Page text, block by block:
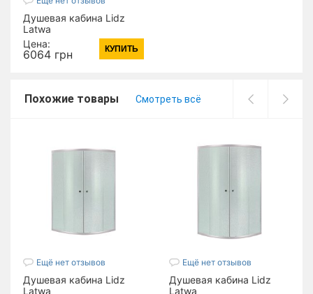
Душевая кабина Lidz
Latwa
SC80x80.SAT.HIGH.FR,
стекло Frost 4 мм без
поддона (28697)
Цена:
6064 грн КУПИТЬ
Похожие товары Смотреть всё
Ещё нет отзывов
Душевая кабина Lidz
Latwa
Ещё нет отзывов
Душевая кабина Lidz
Latwa